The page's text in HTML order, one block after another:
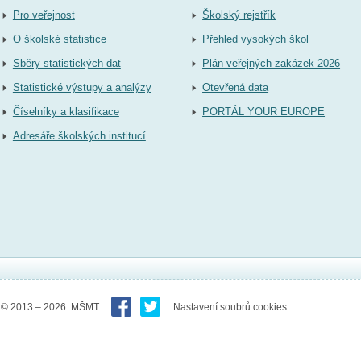
Pro veřejnost
O školské statistice
Sběry statistických dat
Statistické výstupy a analýzy
Číselníky a klasifikace
Adresáře školských institucí
Školský rejstřík
Přehled vysokých škol
Plán veřejných zakázek 2026
Otevřená data
PORTÁL YOUR EUROPE
© 2013 – 2026 MŠMT Nastavení soubrů cookies